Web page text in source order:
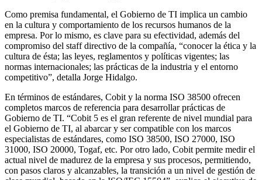
Como premisa fundamental, el Gobierno de TI implica un cambio
en la cultura y comportamiento de los recursos humanos de la
empresa. Por lo mismo, es clave para su efectividad, además del
compromiso del staff directivo de la compañía, “conocer la ética y la
cultura de ésta; las leyes, reglamentos y políticas vigentes; las
normas internacionales; las prácticas de la industria y el entorno
competitivo”, detalla Jorge Hidalgo.
En términos de estándares, Cobit y la norma ISO 38500 ofrecen
completos marcos de referencia para desarrollar prácticas de
Gobierno de TI. “Cobit 5 es el gran referente de nivel mundial para
el Gobierno de TI, al abarcar y ser compatible con los marcos
especialistas de estándares, como ISO 38500, ISO 27000, ISO
31000, ISO 20000, Togaf, etc. Por otro lado, Cobit permite medir el
actual nivel de madurez de la empresa y sus procesos, permitiendo,
con pasos claros y alcanzables, la transición a un nivel de gestión de